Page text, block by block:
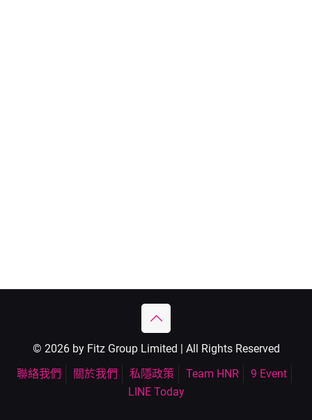
© 2026 by Fitz Group Limited | All Rights Reserved
聯絡我們
關於我們 私隱政策 Team HNR
9 Event
LINE Today